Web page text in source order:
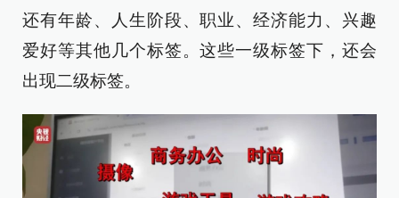
还有年龄、人生阶段、职业、经济能力、兴趣
爱好等其他几个标签。这些一级标签下，还会
出现二级标签。